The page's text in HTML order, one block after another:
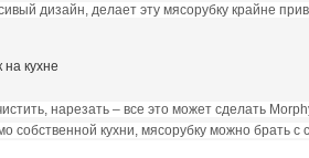
дизайн, делает эту мясорубку крайне
кухне
нарезать – все это может сделать
собственной кухни, мясорубку можно брать с